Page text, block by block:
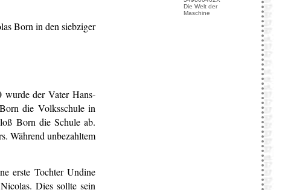
Born in den siebziger
wurde der Vater Hans-
die Volksschule in
Born die Schule ab.
Während unbezahltem
erste Tochter Undine
Dies sollte sein
Die Welt der
Maschine